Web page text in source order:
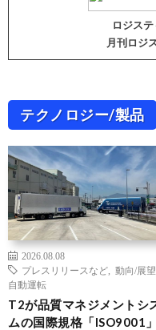
ロジス
月刊ロジ
テクノロジー/製品
2026.08.08
プレスリリースなど
動向/展望
自動運転
T2が品質マネジメントシ
ムの国際規格「ISO9001